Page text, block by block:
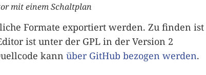
mit einem Schaltplan
Formate exportiert werden. Zu finden ist
ist unter der GPL in der Version 2
kann über GitHub bezogen werden.